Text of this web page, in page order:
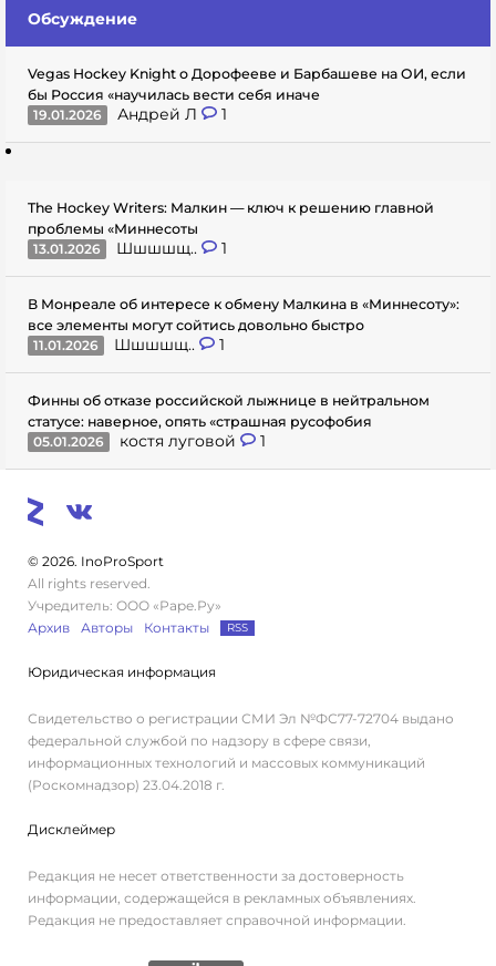
Обсуждение
Vegas Hockey Knight о Дорофееве и Барбашеве на ОИ, если
бы Россия «научилась вести себя иначе
19.01.2026
Андрей Л 1
The Hockey Writers: Малкин — ключ к решению главной
проблемы «Миннесоты
13.01.2026
Шшшшщ.. 1
В Монреале об интересе к обмену Малкина в «Миннесоту»:
все элементы могут сойтись довольно быстро
11.01.2026
Шшшшщ.. 1
Финны об отказе российской лыжнице в нейтральном
статусе: наверное, опять «страшная русофобия
05.01.2026
костя луговой 1
© 2026. InoProSport
All rights reserved.
Учредитель: ООО «Раре.Ру»
Архив
Авторы Контакты RSS
Юридическая информация
Свидетельство о регистрации СМИ Эл №ФС77-72704 выдано
федеральной службой по надзору в сфере связи,
информационных технологий и массовых коммуникаций
(Роскомнадзор) 23.04.2018 г.
Дисклеймер
Редакция не несет ответственности за достоверность
информации, содержащейся в рекламных объявлениях.
Редакция не предоставляет справочной информации.